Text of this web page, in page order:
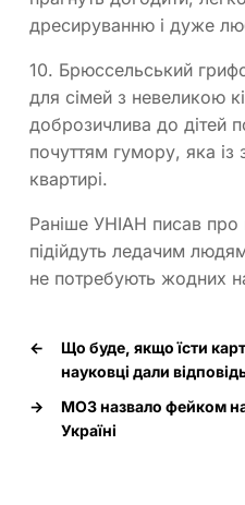
дресируванню і дуже
10. Брюссельський
для сімей з невеликою
доброзичлива до дітей
почуттям гумору, яка
квартирі.
Раніше УНІАН писав про
підійдуть ледачим
не потребують жодних
←
Що буде, якщо їсти
науковці дали
→
МОЗ назвало фейком
Україні